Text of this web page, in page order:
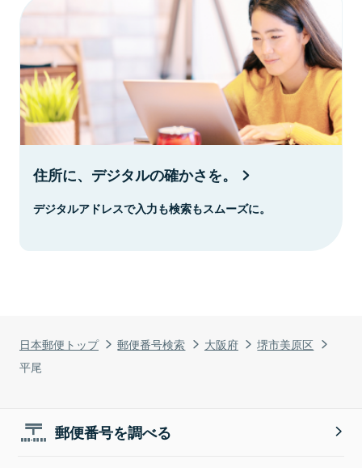
日本郵便トップ 郵便番号検索 大阪府
堺市美原区
平尾
住所に、デジタルの確かさを。
デジタルアドレスで入力も検索もスムーズに。
郵便番号を調べる